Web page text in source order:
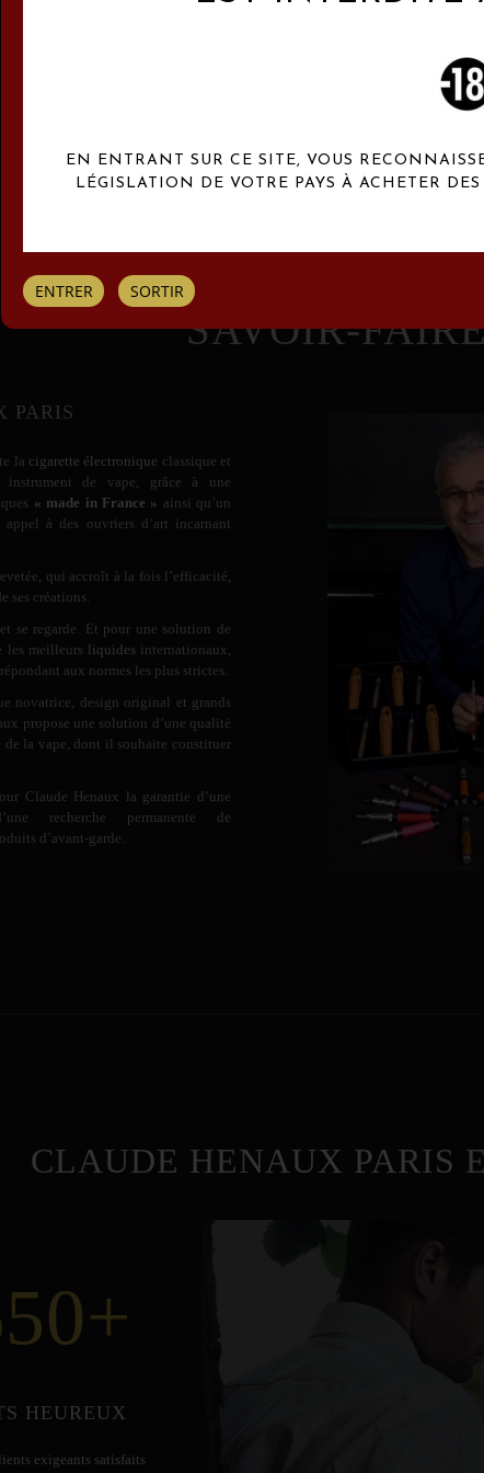
SAVOIR-
PARIS
la cigarette électronique classique et
instrument de vape, grâce à une
« made in France » ainsi qu’un
à des ouvriers d’art incarnant
qui accroît à la fois l’efficacité,
ses créations.
se regarde. Et pour une solution de
les meilleurs liquidesinternationaux,
aux normes les plus strictes.
novatrice, design original et grands
propose une solution d’une qualité
de la vape, dont il souhaite constituer
Claude Henaux la garantie d’une
recherche permanente de
d’avant-garde.
CLAUDE HENAUX PARIS
+
HEUREUX
exigeants satisfaits
EN ENTRANT SUR CE SITE, VOUS
LÉGISLATION DE VOTRE PAYS À ACHETER
ENTRER SORTIR